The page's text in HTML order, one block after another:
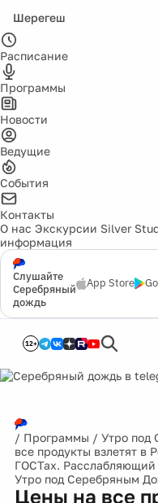
Шерегеш
Расписание
Программы
Новости
Ведущие
События
Контакты
О нас Экскурсии Silver
информация
Слушайте
Серебряный
дождь
App Store
12+
/ Программы / Утро под
все продукты взлетят в
ГОСТах. Расслабляющий
Утро под Серебряным
Цены на все